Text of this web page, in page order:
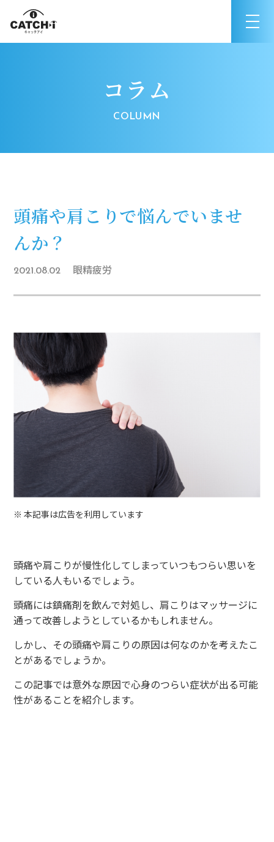
コラム
頭痛や肩こりで悩んでいませ
んか？
2021.08.02 眼精疲労
※ 本記事は広告を利用しています
頭痛や肩こりが慢性化してしまっていつもつらい思いを
している人もいるでしょう。
頭痛には鎮痛剤を飲んで対処し、肩こりはマッサージに
通って改善しようとしているかもしれません。
しかし、その頭痛や肩こりの原因は何なのかを考えたこ
とがあるでしょうか。
この記事では意外な原因で心身のつらい症状が出る可能
性があることを紹介します。